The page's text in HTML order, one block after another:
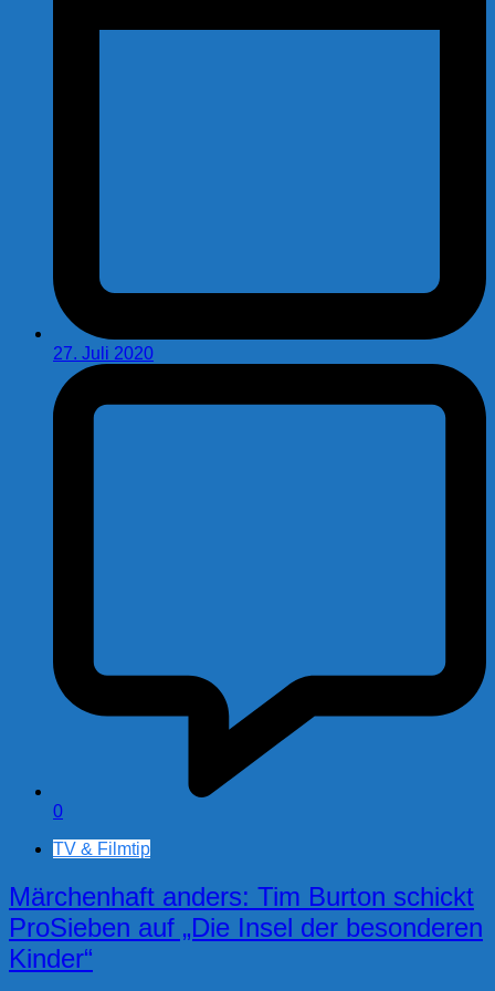
27. Juli 2020
0
TV & Filmtip
Märchenhaft anders: Tim Burton schickt
ProSieben auf „Die Insel der besonderen
Kinder“